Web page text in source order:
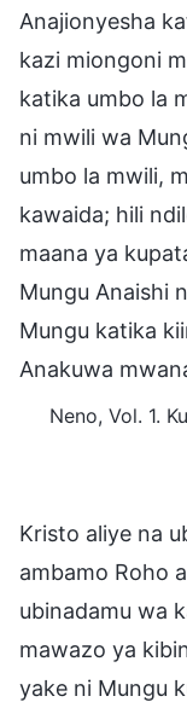
Anajionyesha
kazi miongoni
katika umbo la
ni mwili wa
umbo la mwili,
kawaida; hili
maana ya
Mungu Anaishi
Mungu katika
Anakuwa
Neno, Vol. 1.
Kristo aliye na
ambamo Roho
ubinadamu wa
mawazo ya
yake ni Mungu